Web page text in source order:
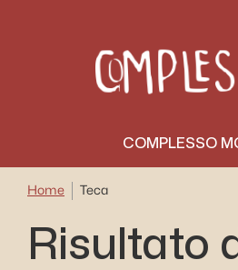
COMPLESSO
Home Teca
Risultato